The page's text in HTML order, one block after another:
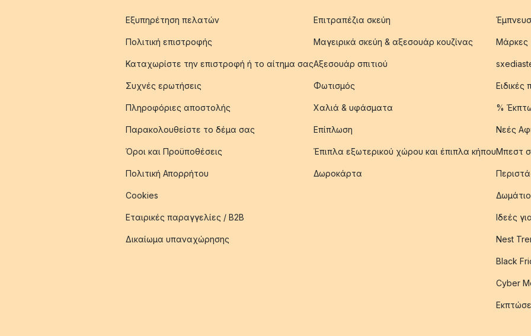
Εξυπηρέτηση πελατών
Πολιτική επιστροφής
Καταχωρίστε την επιστροφή ή το αίτημα σας
Συχνές ερωτήσεις
Πληροφόριες αποστολής
Παρακολουθείστε το δέμα σας
Όροι και Προϋποθέσεις
Πολιτική Απορρήτου
Cookies
Εταιρικές παραγγελίες / B2B
Δικαίωμα υπαναχώρησης
Επιτραπέζια σκεύη
Μαγειρικά σκεύη & αξεσουάρ κουζίνας
Αξεσουάρ σπιτιού
Φωτισμός
Χαλιά & υφάσματα
Επίπλωση
Έπιπλα εξωτερικού χώρου και έπιπλα κήπου
Δωροκάρτα
Μάρκες
%
Νεές
Μπεστ
Δωμάτιο
Ιδεές
Nest
Black
Cyber